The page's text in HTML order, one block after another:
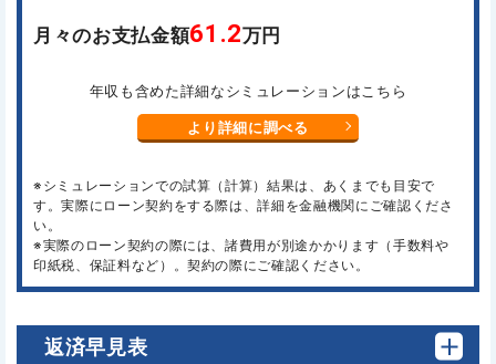
月々のお支払金額61.2万円
年収も含めた詳細なシミュレーションはこちら
より詳細に調べる
※シミュレーションでの試算（計算）結果は、あくまでも目安で
す。実際にローン契約をする際は、詳細を金融機関にご確認くださ
い。
※実際のローン契約の際には、諸費用が別途かかります（手数料や
印紙税、保証料など）。契約の際にご確認ください。
返済早見表